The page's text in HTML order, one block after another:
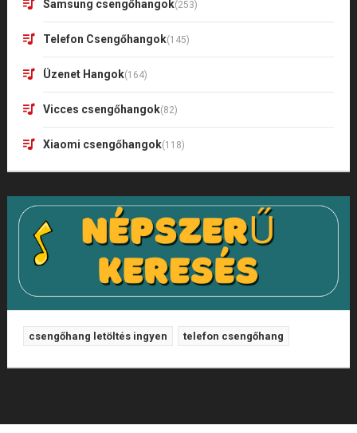
Samsung csengőhangok(253)
Telefon Csengőhangok(145)
Üzenet Hangok(164)
Vicces csengőhangok(82)
Xiaomi csengőhangok(118)
csengőhang letöltés ingyen telefon csengőhang